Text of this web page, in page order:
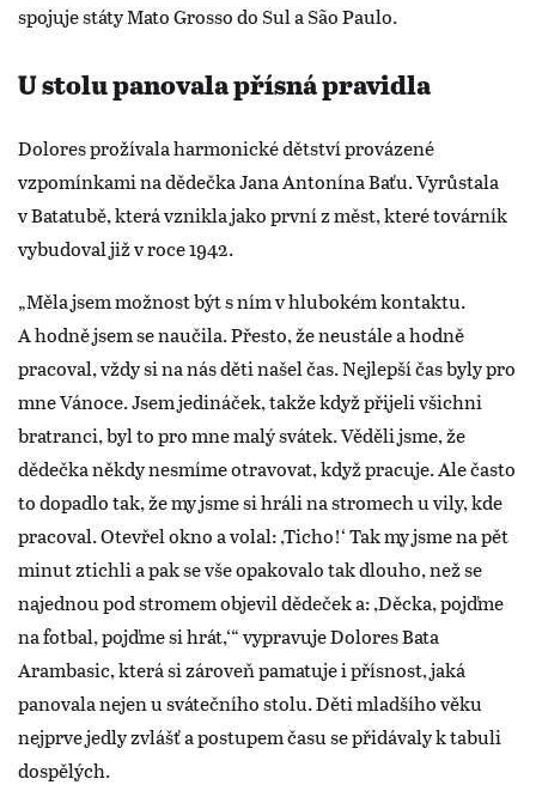
spojuje státy Mato Grosso do Sul a São Paulo.
U stolu panovala přísná pravidla
Dolores prožívala harmonické dětství provázené
vzpomínkami na dědečka Jana Antonína Baťu. Vyrůstala
v Batatubě, která vznikla jako první z měst, které továrník
vybudoval již v roce 1942.
„Měla jsem možnost být s ním v hlubokém kontaktu.
A hodně jsem se naučila. Přesto, že neustále a hodně
pracoval, vždy si na nás děti našel čas. Nejlepší čas byly pro
mne Vánoce. Jsem jedináček, takže když přijeli všichni
bratranci, byl to pro mne malý svátek. Věděli jsme, že
dědečka někdy nesmíme otravovat, když pracuje. Ale často
to dopadlo tak, že my jsme si hráli na stromech u vily, kde
pracoval. Otevřel okno a volal: ,Ticho!‘ Tak my jsme na pět
minut ztichli a pak se vše opakovalo tak dlouho, než se
najednou pod stromem objevil dědeček a: ,Děcka, pojďme
na fotbal, pojďme si hrát,‘“ vypravuje Dolores Bata
Arambasic, která si zároveň pamatuje i přísnost, jaká
panovala nejen u svátečního stolu. Děti mladšího věku
nejprve jedly zvlášť a postupem času se přidávaly k tabuli
dospělých.